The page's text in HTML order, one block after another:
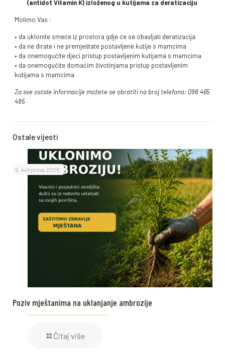
(antidot Vitamin K) izloženog u kutijama za deratizaciju
Molimo Vas :
• da uklonite smeće iz prostora gdje će se obavljati deratizacija
• da ne dirate i ne premještate postavljene kutije s mamcima
• da onemogućite djeci pristup postavljenim kutijama s mamcima
• da onemogućite domaćim životinjama pristup postavljenim
kutijama s mamcima
Za sve ostale informacije možete se obratiti na broj telefona: 098 465
485
Ostale vijesti
6. kolovoza 2026.
Poziv mještanima na uklanjanje ambrozije
Čitaj više